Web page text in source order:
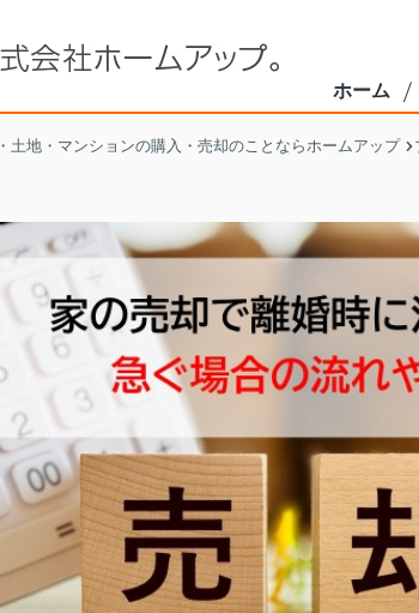
ホーム
土地・マンションの購入・売却のことならホームアップ